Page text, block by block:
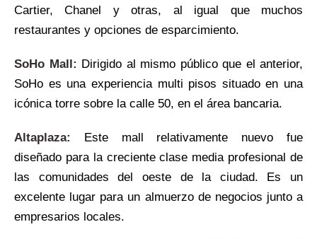
Cartier, Chanel y otras, al igual que muchos
restaurantes y opciones de esparcimiento.
SoHo Mall: Dirigido al mismo público que el anterior,
SoHo es una experiencia multi pisos situado en una
icónica torre sobre la calle 50, en el área bancaria.
Altaplaza: Este mall relativamente nuevo fue
diseñado para la creciente clase media profesional de
las comunidades del oeste de la ciudad. Es un
excelente lugar para un almuerzo de negocios junto a
empresarios locales.